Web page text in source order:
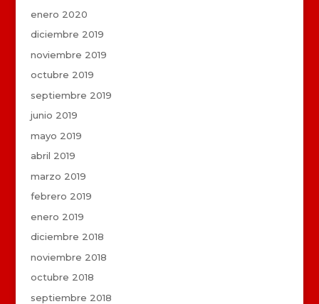
enero 2020
diciembre 2019
noviembre 2019
octubre 2019
septiembre 2019
junio 2019
mayo 2019
abril 2019
marzo 2019
febrero 2019
enero 2019
diciembre 2018
noviembre 2018
octubre 2018
septiembre 2018